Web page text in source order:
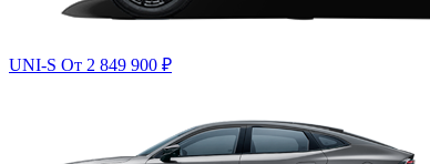
UNI-S От 2 849 900 ₽